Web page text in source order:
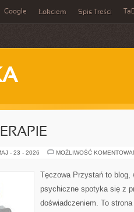
Google Łokciem Spis Treści
- 23 - 2026 MOŻLIWOŚĆ
Tęczowa Przystań to blog,
psychiczne spotyka się z
doświadczeniem. To